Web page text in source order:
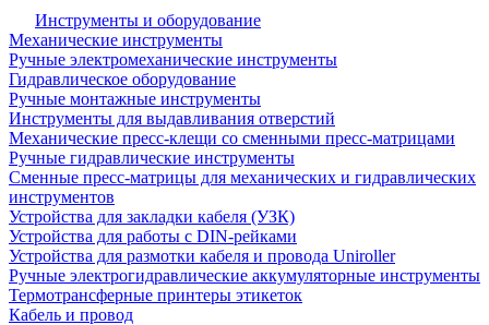
Инструменты и оборудование
Механические инструменты
Ручные электромеханические инструменты
Гидравлическое оборудование
Ручные монтажные инструменты
Инструменты для выдавливания отверстий
Механические пресс-клещи со сменными пресс-матрицами
Ручные гидравлические инструменты
Сменные пресс-матрицы для механических и гидравлических
инструментов
Устройства для закладки кабеля (УЗК)
Устройства для работы с DIN-рейками
Устройства для размотки кабеля и провода Uniroller
Ручные электрогидравлические аккумуляторные инструменты
Термотрансферные принтеры этикеток
Кабель и провод